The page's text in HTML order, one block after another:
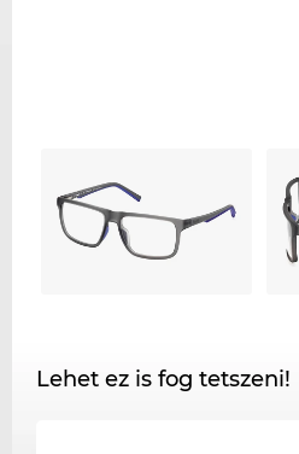
Lehet ez is fog tetszeni!